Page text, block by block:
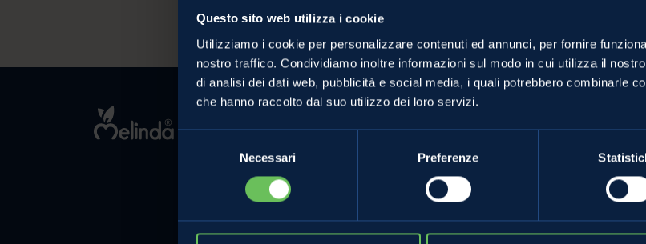
Questo sito web utilizza i cookie
Utilizziamo i cookie per personalizzare contenuti ed annunci, per fornire
nostro traffico. Condividiamo inoltre informazioni sul modo in cui utilizza il
di analisi dei dati web, pubblicità e social media, i quali potrebbero combinarle
che hanno raccolto dal suo utilizzo dei loro servizi.
Necessari Preferenze
Comunicati Stampa
Contatti
Cookie Policy
La torta di mele perfetta
Lo strudel perfetto
Compra online